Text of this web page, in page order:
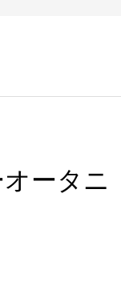
ータニ